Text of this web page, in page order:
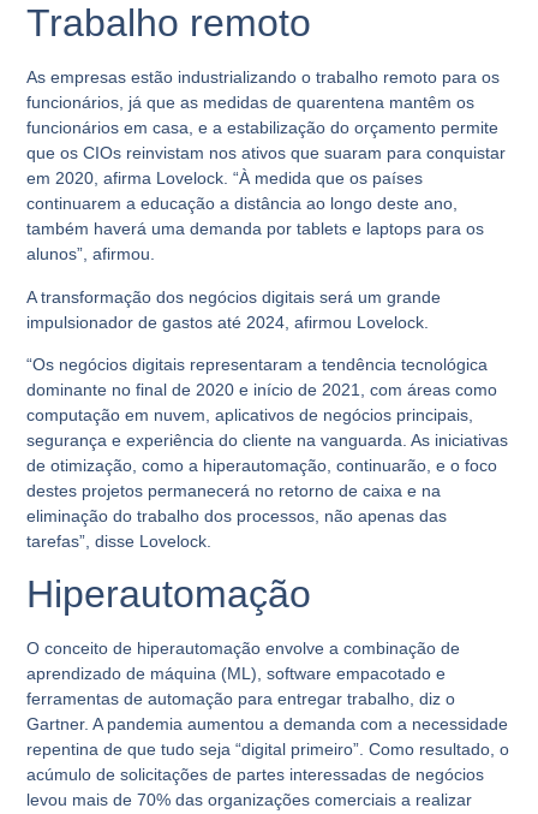
Trabalho remoto
As empresas estão industrializando o trabalho remoto para os
funcionários, já que as medidas de quarentena mantêm os
funcionários em casa, e a estabilização do orçamento permite
que os CIOs reinvistam nos ativos que suaram para conquistar
em 2020, afirma Lovelock.“À medida que os países
continuarem a educação a distância ao longo deste ano,
também haverá uma demanda por tablets e laptops para os
alunos”, afirmou.
A transformação dos negócios digitais será um grande
impulsionador de gastos até 2024, afirmou Lovelock.
“Os negócios digitais representaram a tendência tecnológica
dominante no final de 2020 e início de 2021, com áreas como
computação em nuvem, aplicativos de negócios principais,
segurança e experiência do cliente na vanguarda. As iniciativas
de otimização, como a hiperautomação, continuarão, e o foco
destes projetos permanecerá no retorno de caixa e na
eliminação do trabalho dos processos, não apenas das
tarefas” , disse Lovelock.
Hiperautomação
O conceito de hiperautomação envolve a combinação de
aprendizado de máquina (ML), software empacotado e
ferramentas de automação para entregar trabalho, diz o
Gartner. A pandemia aumentou a demanda com a necessidade
repentina de que tudo seja“digital primeiro”. Como resultado, o
acúmulo de solicitações de partes interessadas de negócios
levou mais de 70% das organizações comerciais a realizar